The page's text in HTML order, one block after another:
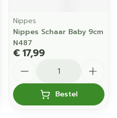
Nippes
Nippes Schaar Baby 9cm
N487
€ 17,99
Bestel